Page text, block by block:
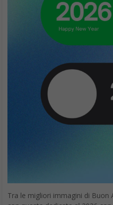
Tra le migliori immagini di Buon